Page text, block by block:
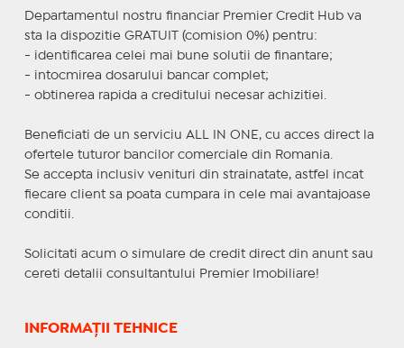
Departamentul nostru financiar Premier Credit Hub va
sta la dispozitie GRATUIT (comision 0%) pentru:
- identificarea celei mai bune solutii de finantare;
- intocmirea dosarului bancar complet;
- obtinerea rapida a creditului necesar achizitiei.
Beneficiati de un serviciu ALL IN ONE, cu acces direct la
ofertele tuturor bancilor comerciale din Romania.
Se accepta inclusiv venituri din strainatate, astfel incat
fiecare client sa poata cumpara in cele mai avantajoase
conditii.
Solicitati acum o simulare de credit direct din anunt sau
cereti detalii consultantului Premier Imobiliare!
INFORMAȚII TEHNICE